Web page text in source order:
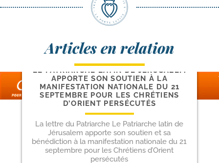
Articles en relation
LE PATRIARCHE LATIN DE JÉRUSALEM
APPORTE SON SOUTIEN À LA
MANIFESTATION NATIONALE DU 21
SEPTEMBRE POUR LES CHRÉTIENS
D’ORIENT PERSÉCUTÉS
La lettre du Patriarche Le Patriarche latin de
Jérusalem apporte son soutien et sa
bénédiction à la manifestation nationale du 21
septembre pour les Chrétiens d’Orient
persécutés